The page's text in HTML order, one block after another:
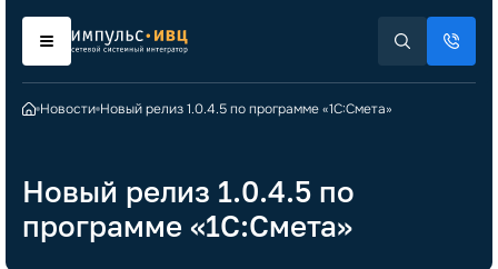
Новости Новый релиз 1.0.4.5 по программе «1С:Смета»
Новый релиз 1.0.4.5 по
программе «1С:Смета»